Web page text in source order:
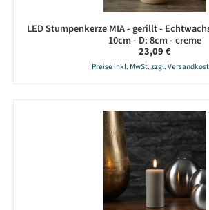
LED Stumpenkerze MIA - gerillt -
10cm - D: 8cm - creme
Regulärer Preis:
23,09 €
Preise inkl. MwSt. zzgl.